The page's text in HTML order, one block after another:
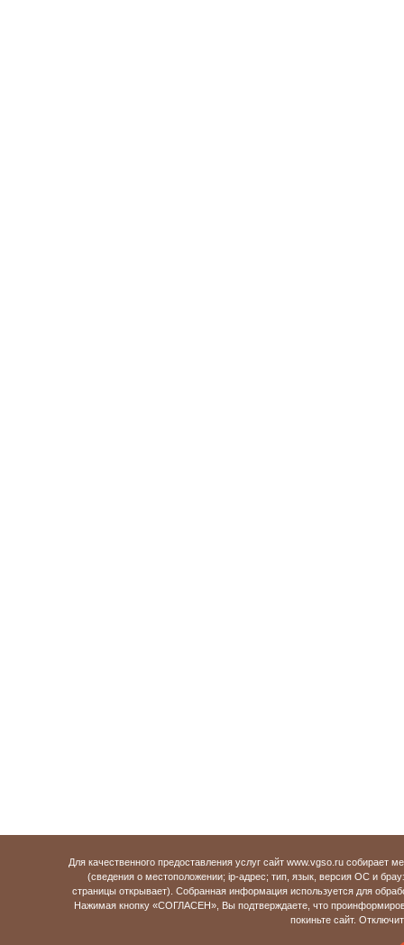
Для качественного предоставления услуг сайт www.vgso.ru
(сведения о местоположении; ip-адрес; тип, язык, версия ОС и
страницы открывает). Собранная информация используется для
Нажимая кнопку «СОГЛАСЕН», Вы подтверждаете, что
покиньте сайт.